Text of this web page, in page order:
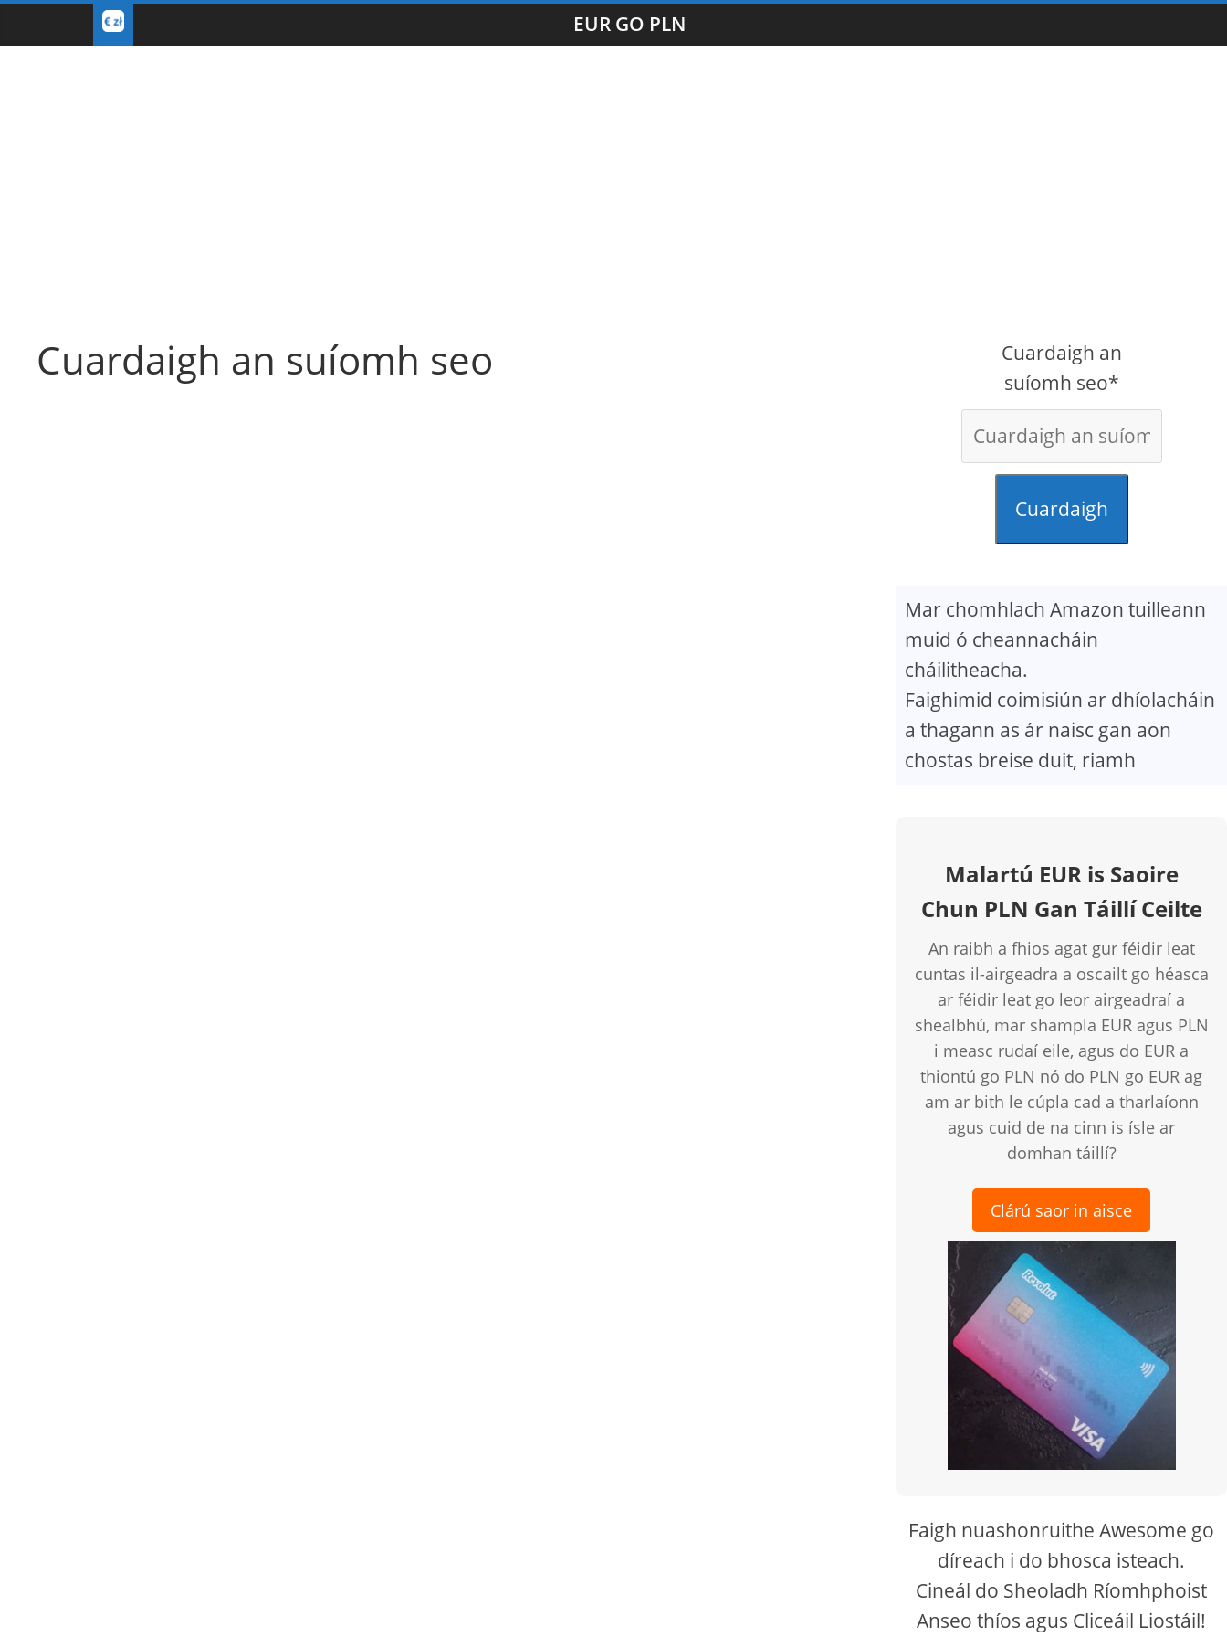
EUR GO PLN
Cuardaigh an suíomh seo
Cuardaigh an
suíomh seo*
Cuardaigh
Mar chomhlach Amazon tuilleann
muid ó cheannacháin
cháilitheacha.
Faighimid coimisiún ar dhíolacháin
a thagann as ár naisc gan aon
chostas breise duit, riamh
Malartú EUR is Saoire
Chun PLN Gan Táillí Ceilte
An raibh a fhios agat gur féidir leat
cuntas il-airgeadra a oscailt go héasca
ar féidir leat go leor airgeadraí a
shealbhú, mar shampla EUR agus PLN
i measc rudaí eile, agus do EUR a
thiontú go PLN nó do PLN go EUR ag
am ar bith le cúpla cad a tharlaíonn
agus cuid de na cinn is ísle ar
domhan táillí?
Clárú saor in aisce
Faigh nuashonruithe Awesome go
díreach i do bhosca isteach.
Cineál do Sheoladh Ríomhphoist
Anseo thíos agus Cliceáil Liostáil!